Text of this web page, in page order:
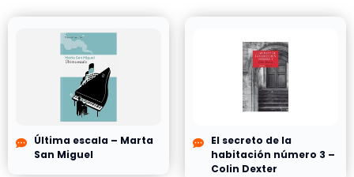
Última escala – Marta
San Miguel
El secreto de la
habitación número 3 –
Colin Dexter